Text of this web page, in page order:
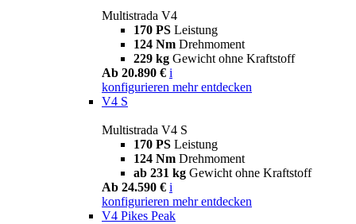
Multistrada V4
170 PS Leistung
124 Nm Drehmoment
229 kg Gewicht ohne Kraftstoff
Ab 20.890 € i
konfigurieren mehr entdecken
V4 S
Multistrada V4 S
170 PS Leistung
124 Nm Drehmoment
ab 231 kg Gewicht ohne Kraftstoff
Ab 24.590 € i
konfigurieren mehr entdecken
V4 Pikes Peak